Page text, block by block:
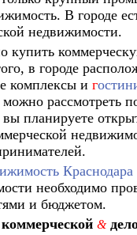
В городе
недвижимости.
купить
в городе
комплексы и г
рассмотреть
планируете
Краснодара
необходимо
и бюджетом.
&